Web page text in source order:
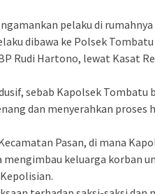
pelaku di
dibawa ke Polsek
Rudi Hartono, lewat Kasat
sebab Kapolsek Tombatu
dan menyerahkan proses
Pasan, di mana
keluarga korban